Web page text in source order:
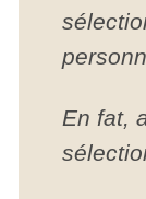
En fat,